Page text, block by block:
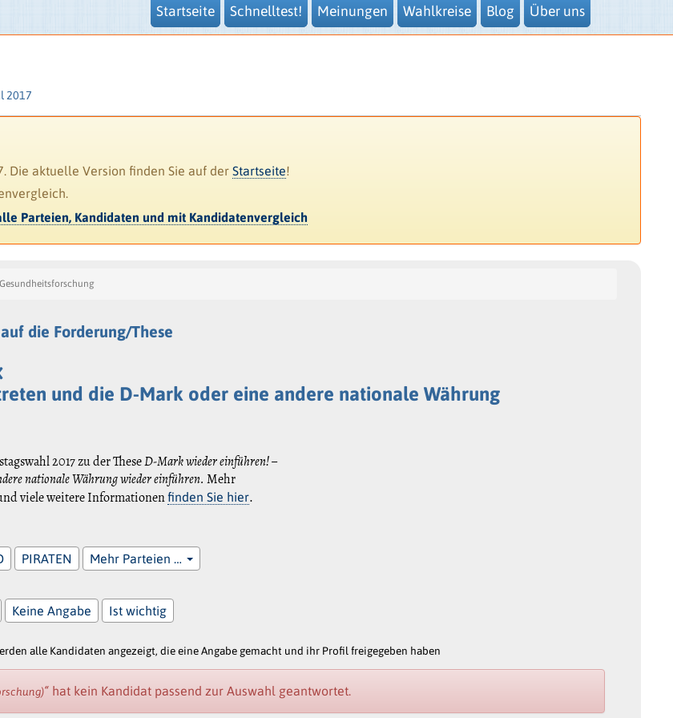
Startseite Schnelltest! Meinungen Wahlkreise Blog Über uns
2017
Die aktuelle Version finden Sie auf derStartseite!
Parteien, Kandidaten und mit Kandidatenvergleich
Gesundheitsforschung
die Forderung/These
und die D-Mark oder eine andere nationale Währung
2017 zu der TheseD-Mark wieder einführen! –
nationale Währung wieder einführen. Mehr
viele weitere Informationenfinden Sie hier.
PIRATEN Mehr Parteien …
Keine Angabe Ist wichtig
alle Kandidaten angezeigt, die eine Angabe gemacht und ihr Profil freigegeben haben
“ hat kein Kandidat passend zur Auswahl geantwortet.